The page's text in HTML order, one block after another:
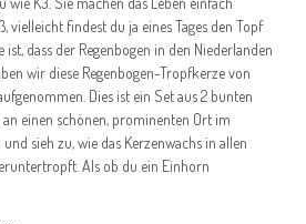
vielleicht findest du ja eines Tages den Topf
ist, dass der Regenbogen in den Niederlanden
wir diese Regenbogen-Tropfkerze von
Dies ist ein Set aus 2 bunten
an einen schönen, prominenten Ort im
sieh zu, wie das Kerzenwachs in allen
Als ob du ein Einhorn